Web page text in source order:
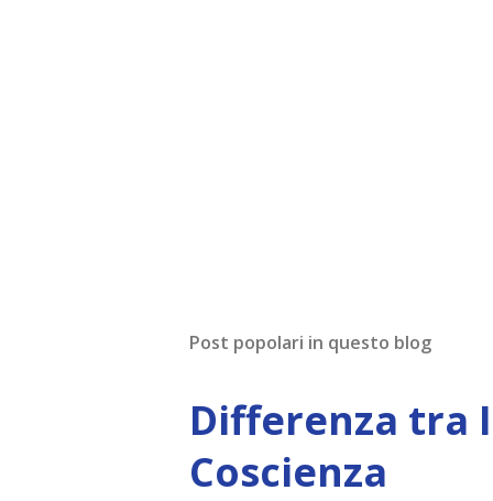
Post popolari in questo blog
Differenza tra
Coscienza